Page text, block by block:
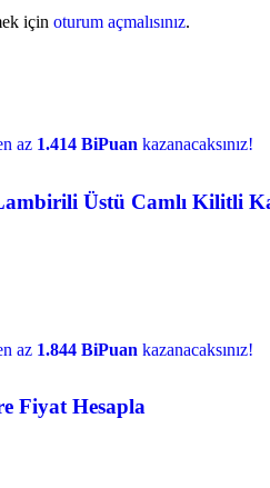
için oturum açmalısınız.
az 1.414 BiPuan kazanacaksınız!
Üstü Camlı Kilitli
az 1.844 BiPuan kazanacaksınız!
Fiyat Hesapla